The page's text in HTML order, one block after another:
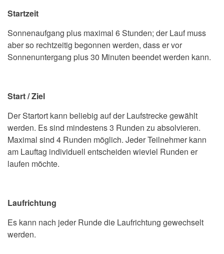
Startzeit
Sonnenaufgang plus maximal 6 Stunden; der Lauf muss
aber so rechtzeitig begonnen werden, dass er vor
Sonnenuntergang plus 30 Minuten beendet werden kann.
Start / Ziel
Der Startort kann beliebig auf der Laufstrecke gewählt
werden. Es sind mindestens 3 Runden zu absolvieren.
Maximal sind 4 Runden möglich. Jeder Teilnehmer kann
am Lauftag individuell entscheiden wieviel Runden er
laufen möchte.
Laufrichtung
Es kann nach jeder Runde die Laufrichtung gewechselt
werden.